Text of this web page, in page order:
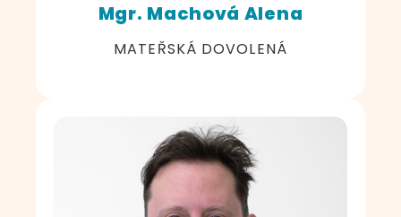
Mgr. Machová Alena
MATEŘSKÁ DOVOLENÁ